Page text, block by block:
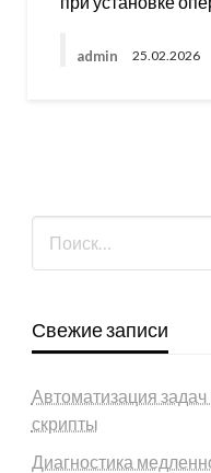
admin 25.02.2026
Свежие записи
Автоматизация
скрипты
Диагностика